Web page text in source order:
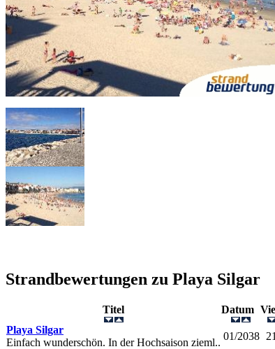
Strandbewertungen zu Playa Silgar
Titel Datum
Playa Silgar
Einfach wunderschön. In der Hochsaison zieml..
01/2038